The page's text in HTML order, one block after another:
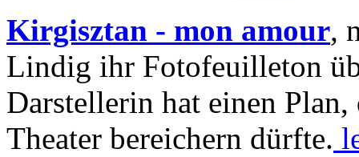
Kirgisztan - mon amour,
Lindig ihr Fotofeuilleton
Darstellerin hat einen Plan,
Theater bereichern dürfte.